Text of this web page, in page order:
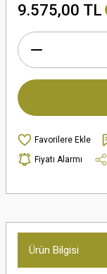
9.575,00 TL
Fiyatı Alarmı
Ürün Bilgisi